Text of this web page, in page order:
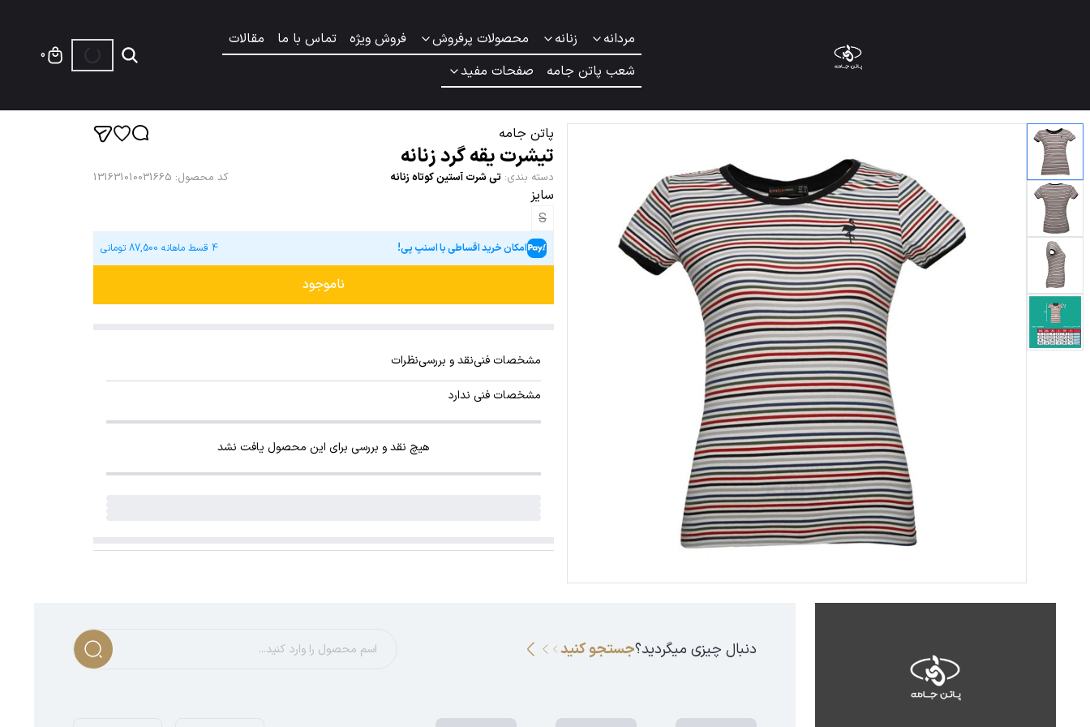
مردانه زنانه محصولات پرفروش فروش ویژه تماس با ما
مقالات
شعب پاتن جامه
صفحات مفید
0
پاتن جامه
تیشرت یقه گرد زنانه
دسته بندی: تی شرت آستین کوتاه زنانه کد محصول:
131631010031665
سایز
S
امکان خرید اقساطی با اسنپ پی! 4 قسط ماهانه 87,500 تومانی
ناموجود
مشخصات فنینقد و بررسینظرات
مشخصات فنی ندارد
هیچ نقد و بررسی برای این محصول یافت نشد
دنبال چیزی میگردید؟جستجو کنید